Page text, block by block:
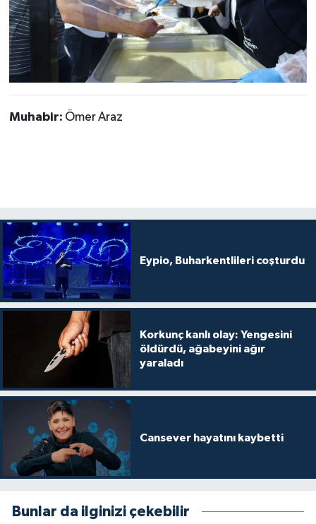
Muhabir: Ömer Araz
Eypio, Buharkentlileri coşturdu
Korkunç kanlı olay: Yengesini
öldürdü, ağabeyini ağır
yaraladı
Cansever hayatını kaybetti
Bunlar da ilginizi çekebilir